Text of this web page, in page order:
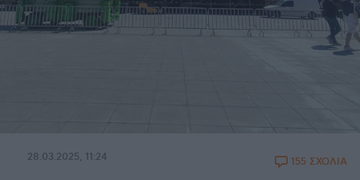
28.03.2025, 11:24 155 ΣΧΟΛΙΑ